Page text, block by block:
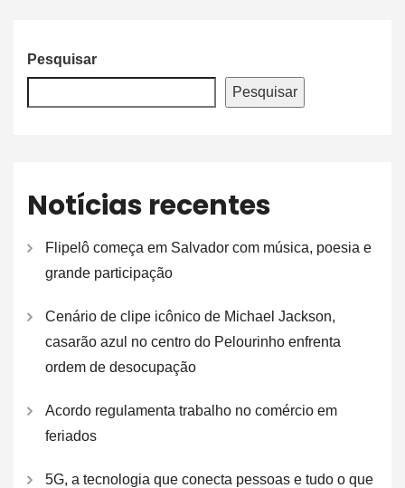
Pesquisar
Pesquisar
Notícias recentes
Flipelô começa em Salvador com música, poesia e
grande participação
Cenário de clipe icônico de Michael Jackson,
casarão azul no centro do Pelourinho enfrenta
ordem de desocupação
Acordo regulamenta trabalho no comércio em
feriados
5G, a tecnologia que conecta pessoas e tudo o que